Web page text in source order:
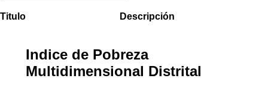
Titulo Descripción
Indice de Pobreza
Multidimensional Distrital